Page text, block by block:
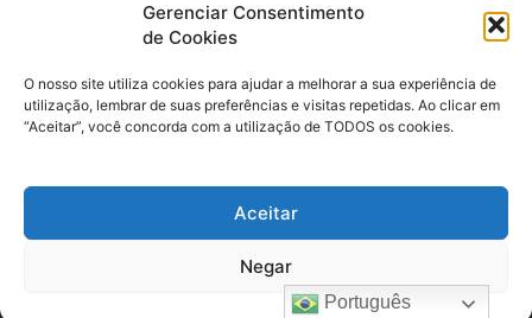
Gerenciar Consentimento
de Cookies
O nosso site utiliza cookies para ajudar a melhorar a sua experiência de
utilização, lembrar de suas preferências e visitas repetidas. Ao clicar em
“Aceitar”, você concorda com a utilização de TODOS os cookies.
Aceitar
Negar
(91) 98224 - 3111
© 2025 A Província do Pará CNPJ: 04.901.141/0001-36 End .
Trav. Quintino Bocaiuva 2301, Ed. Rogério Fernandez – Sala
2701- Cremação – CEP 66045.315
Português